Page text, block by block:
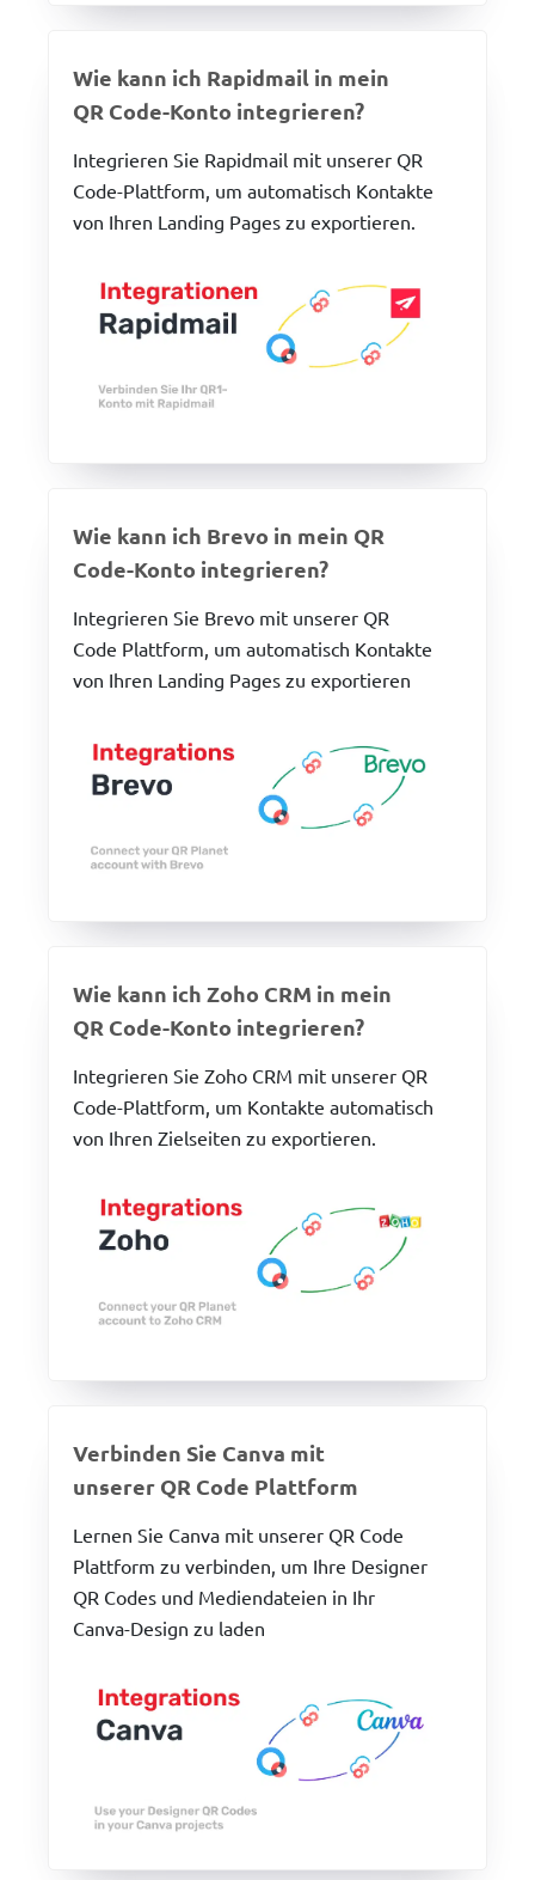
Wie kann ich Rapidmail in mein
QR Code-Konto integrieren?
Integrieren Sie Rapidmail mit unserer QR
Code-Plattform, um automatisch Kontakte
von Ihren Landing Pages zu exportieren.
Wie kann ich Brevo in mein QR
Code-Konto integrieren?
Integrieren Sie Brevo mit unserer QR
Code Plattform, um automatisch Kontakte
von Ihren Landing Pages zu exportieren
Wie kann ich Zoho CRM in mein
QR Code-Konto integrieren?
Integrieren Sie Zoho CRM mit unserer QR
Code-Plattform, um Kontakte automatisch
von Ihren Zielseiten zu exportieren.
Verbinden Sie Canva mit
unserer QR Code Plattform
Lernen Sie Canva mit unserer QR Code
Plattform zu verbinden, um Ihre Designer
QR Codes und Mediendateien in Ihr
Canva-Design zu laden